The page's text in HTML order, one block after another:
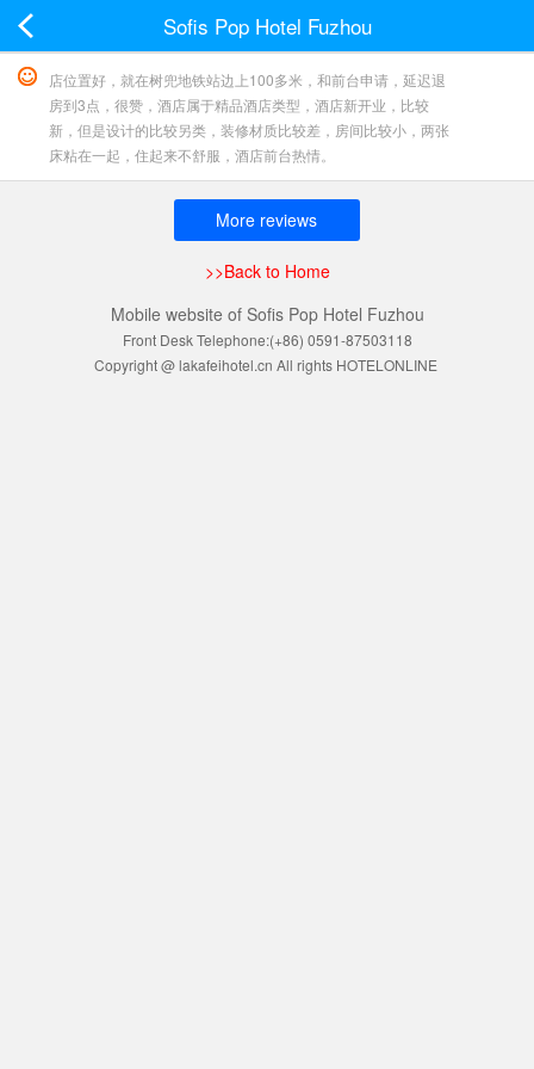
Sofis Pop Hotel Fuzhou
店位置好，就在树兜地铁站边上100多米，和前台申请，延迟退
房到3点，很赞，酒店属于精品酒店类型，酒店新开业，比较
新，但是设计的比较另类，装修材质比较差，房间比较小，两张
床粘在一起，住起来不舒服，酒店前台热情。
More reviews
>>Back to Home
Mobile website of Sofis Pop Hotel Fuzhou
Front Desk Telephone:(+86) 0591-87503118
Copyright @ lakafeihotel.cn All rights HOTELONLINE